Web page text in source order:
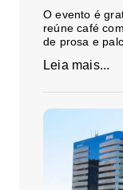
O evento é
reúne café
de prosa e
Leia mais...